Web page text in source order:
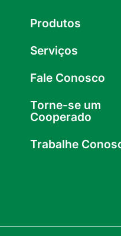
Produtos
Serviços
Fale Conosco
Torne-se um
Cooperado
Trabalhe